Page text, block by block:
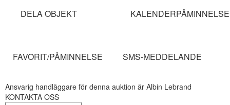
DELA OBJEKT KALENDERPÅMINNELSE
FAVORIT/PÅMINNELSE SMS-MEDDELANDE
Ansvarig handläggare för denna auktion är Albin Lebrand
KONTAKTA OSS